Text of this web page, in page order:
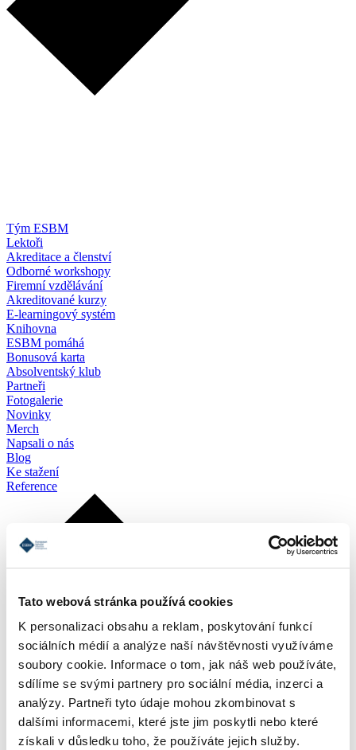
Tato webová stránka používá cookies
K personalizaci obsahu a reklam, poskytování funkcí
sociálních médií a analýze naší návštěvnosti využíváme
soubory cookie. Informace o tom, jak náš web používáte,
sdílíme se svými partnery pro sociální média, inzerci a
analýzy. Partneři tyto údaje mohou zkombinovat s
dalšími informacemi, které jste jim poskytli nebo které
získali v důsledku toho, že používáte jejich služby.
Tým ESBM
Lektoři
Akreditace a členství
Odborné workshopy
Firemní vzdělávání
Akreditované kurzy
E-learningový systém
Knihovna
ESBM pomáhá
Bonusová karta
Absolventský klub
Partneři
Fotogalerie
Novinky
Merch
Napsali o nás
Blog
Ke stažení
Reference